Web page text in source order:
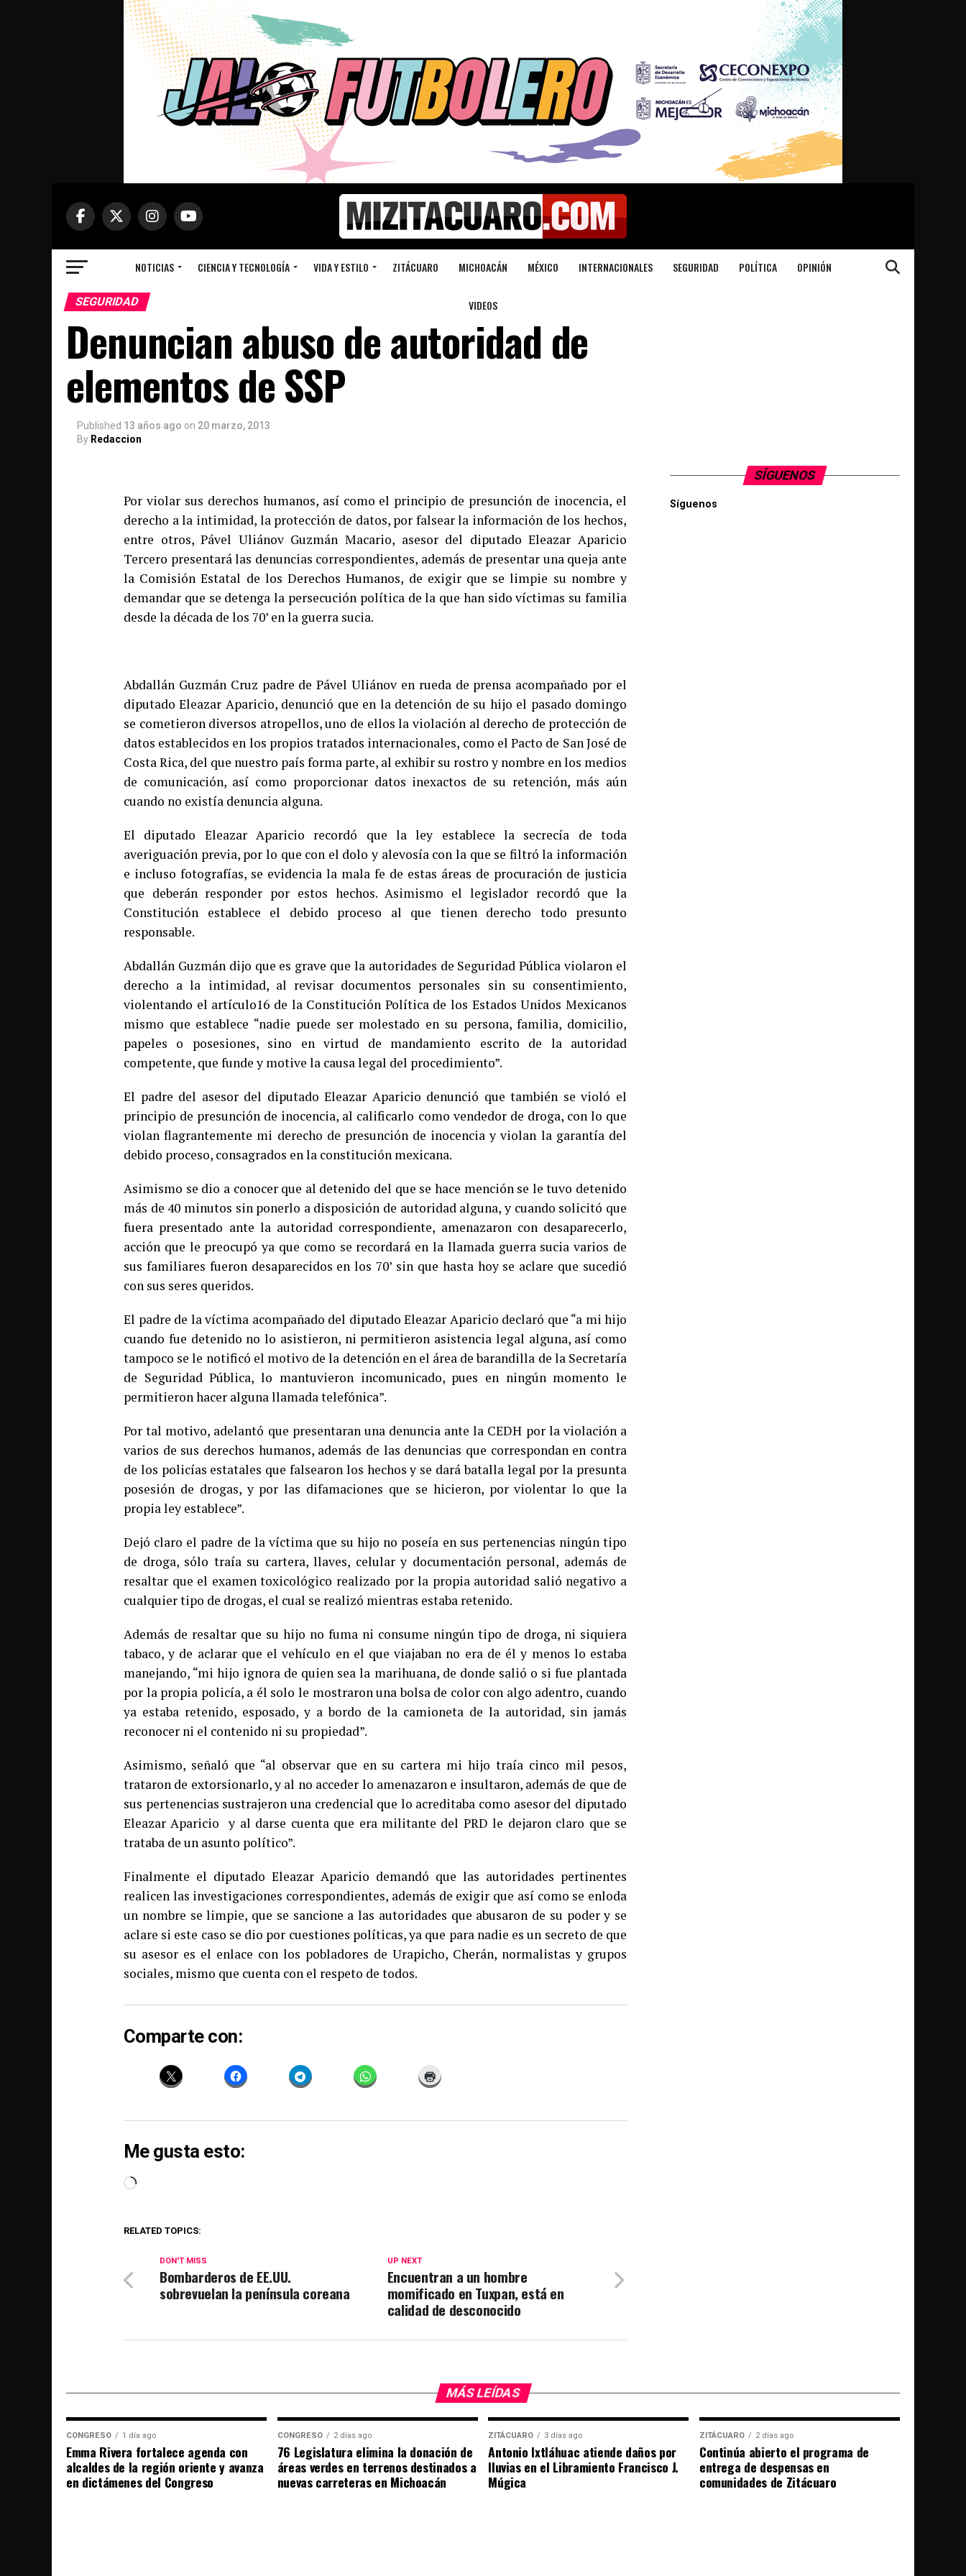
NOTICIAS CIENCIA Y TECNOLOGÍA VIDA Y ESTILO ZITÁCUARO MICHOACÁN MÉXICO INTERNACIONALES SEGURIDAD POLÍTICA OPINIÓN
VIDEOS
SEGURIDAD
Denuncian abuso de autoridad de
elementos de SSP
Published 13 años ago on 20 marzo, 2013
By Redaccion
Por violar sus derechos humanos, así como el principio de presunción de inocencia, el
derecho a la intimidad, la protección de datos, por falsear la información de los hechos,
entre otros, Pável Uliánov Guzmán Macario, asesor del diputado Eleazar Aparicio
Tercero presentará las denuncias correspondientes, además de presentar una queja ante
la Comisión Estatal de los Derechos Humanos, de exigir que se limpie su nombre y
demandar que se detenga la persecución política de la que han sido víctimas su familia
desde la década de los 70’ en la guerra sucia.
Abdallán Guzmán Cruz padre de Pável Uliánov en rueda de prensa acompañado por el
diputado Eleazar Aparicio, denunció que en la detención de su hijo el pasado domingo
se cometieron diversos atropellos, uno de ellos la violación al derecho de protección de
datos establecidos en los propios tratados internacionales, como el Pacto de San José de
Costa Rica, del que nuestro país forma parte, al exhibir su rostro y nombre en los medios
de comunicación, así como proporcionar datos inexactos de su retención, más aún
cuando no existía denuncia alguna.
El diputado Eleazar Aparicio recordó que la ley establece la secrecía de toda
averiguación previa, por lo que con el dolo y alevosía con la que se filtró la información
e incluso fotografías, se evidencia la mala fe de estas áreas de procuración de justicia
que deberán responder por estos hechos. Asimismo el legislador recordó que la
Constitución establece el debido proceso al que tienen derecho todo presunto
responsable.
Abdallán Guzmán dijo que es grave que la autoridades de Seguridad Pública violaron el
derecho a la intimidad, al revisar documentos personales sin su consentimiento,
violentando el artículo16 de la Constitución Política de los Estados Unidos Mexicanos
mismo que establece “nadie puede ser molestado en su persona, familia, domicilio,
papeles o posesiones, sino en virtud de mandamiento escrito de la autoridad
competente, que funde y motive la causa legal del procedimiento”.
El padre del asesor del diputado Eleazar Aparicio denunció que también se violó el
principio de presunción de inocencia, al calificarlo como vendedor de droga, con lo que
violan flagrantemente mi derecho de presunción de inocencia y violan la garantía del
debido proceso, consagrados en la constitución mexicana.
Asimismo se dio a conocer que al detenido del que se hace mención se le tuvo detenido
más de 40 minutos sin ponerlo a disposición de autoridad alguna, y cuando solicitó que
fuera presentado ante la autoridad correspondiente, amenazaron con desaparecerlo,
acción que le preocupó ya que como se recordará en la llamada guerra sucia varios de
sus familiares fueron desaparecidos en los 70’ sin que hasta hoy se aclare que sucedió
con sus seres queridos.
El padre de la víctima acompañado del diputado Eleazar Aparicio declaró que “a mi hijo
cuando fue detenido no lo asistieron, ni permitieron asistencia legal alguna, así como
tampoco se le notificó el motivo de la detención en el área de barandilla de la Secretaría
de Seguridad Pública, lo mantuvieron incomunicado, pues en ningún momento le
permitieron hacer alguna llamada telefónica”.
Por tal motivo, adelantó que presentaran una denuncia ante la CEDH por la violación a
varios de sus derechos humanos, además de las denuncias que correspondan en contra
de los policías estatales que falsearon los hechos y se dará batalla legal por la presunta
posesión de drogas, y por las difamaciones que se hicieron, por violentar lo que la
propia ley establece”.
Dejó claro el padre de la víctima que su hijo no poseía en sus pertenencias ningún tipo
de droga, sólo traía su cartera, llaves, celular y documentación personal, además de
resaltar que el examen toxicológico realizado por la propia autoridad salió negativo a
cualquier tipo de drogas, el cual se realizó mientras estaba retenido.
Además de resaltar que su hijo no fuma ni consume ningún tipo de droga, ni siquiera
tabaco, y de aclarar que el vehículo en el que viajaban no era de él y menos lo estaba
manejando, “mi hijo ignora de quien sea la marihuana, de donde salió o si fue plantada
por la propia policía, a él solo le mostraron una bolsa de color con algo adentro, cuando
ya estaba retenido, esposado, y a bordo de la camioneta de la autoridad, sin jamás
reconocer ni el contenido ni su propiedad”.
Asimismo, señaló que “al observar que en su cartera mi hijo traía cinco mil pesos,
trataron de extorsionarlo, y al no acceder lo amenazaron e insultaron, además de que de
sus pertenencias sustrajeron una credencial que lo acreditaba como asesor del diputado
Eleazar Aparicio y al darse cuenta que era militante del PRD le dejaron claro que se
trataba de un asunto político”.
Finalmente el diputado Eleazar Aparicio demandó que las autoridades pertinentes
realicen las investigaciones correspondientes, además de exigir que así como se enloda
un nombre se limpie, que se sancione a las autoridades que abusaron de su poder y se
aclare si este caso se dio por cuestiones políticas, ya que para nadie es un secreto de que
su asesor es el enlace con los pobladores de Urapicho, Cherán, normalistas y grupos
sociales, mismo que cuenta con el respeto de todos.
Comparte con:
Me gusta esto:
Loading…
RELATED TOPICS:
UP NEXT
Encuentran a un hombre
momificado en Tuxpan, está en
calidad de desconocido
DON'T MISS
Bombarderos de EE.UU.
sobrevuelan la península coreana
SÍGUENOS
Síguenos
MÁS LEÍDAS
CONGRESO 1 día ago
Emma Rivera fortalece agenda con
alcaldes de la región oriente y avanza
en dictámenes del Congreso
CONGRESO 2 días ago
76 Legislatura elimina la donación de
áreas verdes en terrenos destinados a
nuevas carreteras en Michoacán
ZITÁCUARO 3 días ago
Antonio Ixtláhuac atiende daños por
lluvias en el Libramiento Francisco J.
Múgica
ZITÁCUARO 2 días ago
Continúa abierto el programa de
entrega de despensas en
comunidades de Zitácuaro